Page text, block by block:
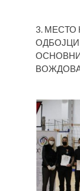
3. МЕСТО
ОДБОЈЦИ